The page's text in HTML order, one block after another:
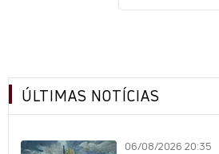
ÚLTIMAS NOTÍCIAS
06/08/2026 20:35